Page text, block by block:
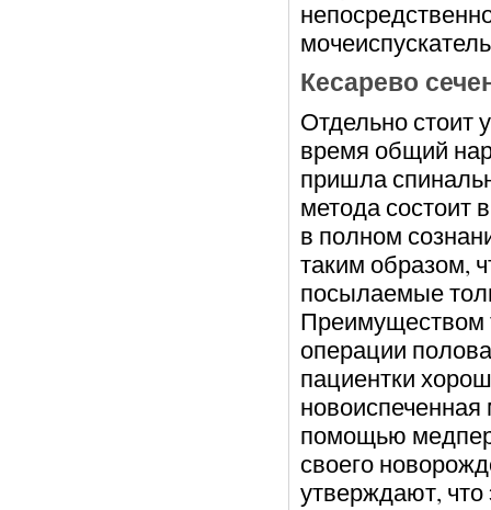
Кесарево
Отдельно стоит
время общий
пришла
метода состоит
в полном
таким образом,
посылаемые
Преимуществом
операции
пациентки
помощью
своего
утверждают, что